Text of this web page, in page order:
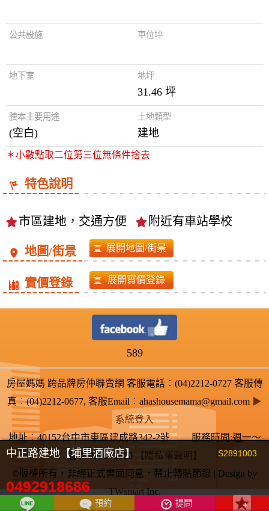
中正路建地【埔里酒廠店】 S2891003
0492918686
公共設施 車位坪
地下室 地坪
31.46 坪
謄本主要用途
(空白)
土地類型
建地
＊小數點取二位第三位無條件捨去
特色說明
市區建地，交通方便 附近有車站學校
地圖/街景
實價登錄
589
房屋媽媽 跨品牌房仲聯賣網 客服電話：(04)2212-0727 客服傳
真：(04)2212-0677, 客服Email：ahashousemama@gmail.com ▶
系統登入
地址：40152台中市東區建成路342-2號 服務時間:週一～
週五 0900~1800
【隱私權聲明】
©版權所有，非經正式書面同意，禁止轉貼節錄 | Design by
TWsmartInc.